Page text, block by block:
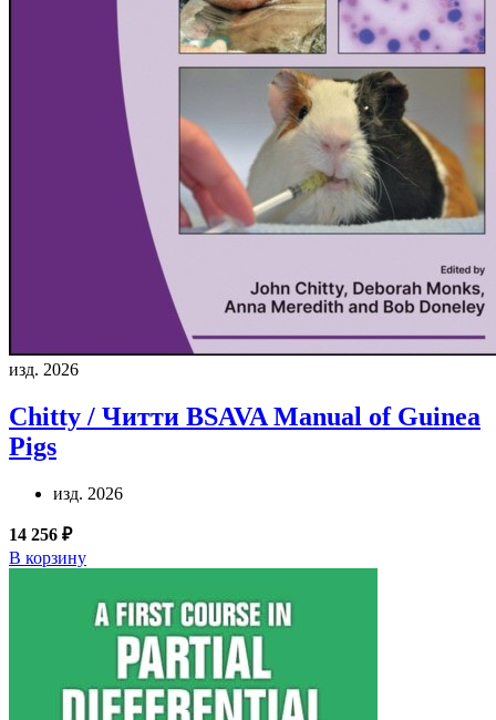
изд. 2026
Chitty / Читти BSAVA Manual of Guinea
Pigs
изд. 2026
14 256 ₽
В корзину